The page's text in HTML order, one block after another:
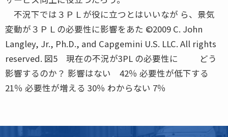
不況下では３ＰＬが役に立つとはいいなが ら、景気
変動が３ＰＬの必要性に影響をあた ©2009 C. John
Langley, Jr., Ph.D., and Capgemini U.S. LLC. All rights
reserved. 図5 現在の不況が3PL の必要性に どう
影響するのか？ 影響はない 42％ 必要性が低下する
21％ 必要性が増える 30％ わからない 7％